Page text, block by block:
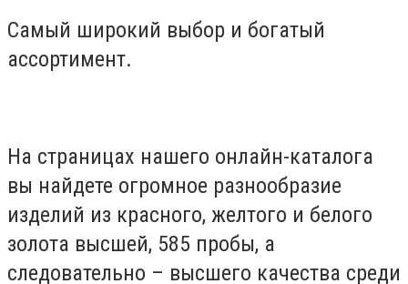
Самый широкий выбор и богатый
ассортимент.
На страницах нашего онлайн-каталога
вы найдете огромное разнообразие
изделий из красного, желтого и белого
золота высшей, 585 пробы, а
следовательно – высшего качества среди